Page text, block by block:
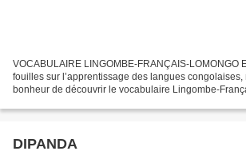
VOCABULAIRE LINGOMBE-FRANÇAIS-LOMONGO
fouilles sur l’apprentissage des langues congolaises,
bonheur de découvrir le vocabulaire Lingombe-
DIPANDA